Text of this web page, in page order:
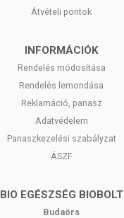
Átvételi pontok
INFORMÁCIÓK
Rendelés módosítása
Rendelés lemondása
Reklamáció, panasz
Adatvédelem
Panaszkezelési szabályzat
ÁSZF
BIO EGÉSZSÉG BIOBOLT
Budaörs